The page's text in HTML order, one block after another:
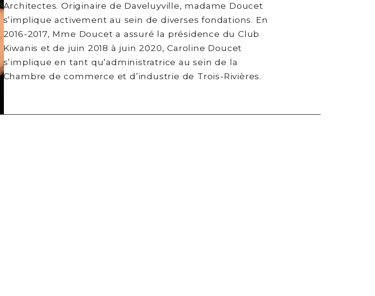
Architectes. Originaire de Daveluyville, madame Doucet
s’implique activement au sein de diverses fondations. En
2016-2017, Mme Doucet a assuré la présidence du Club
Kiwanis et de juin 2018 à juin 2020, Caroline Doucet
s’implique en tant qu’administratrice au sein de la
Chambre de commerce et d’industrie de Trois-Rivières.